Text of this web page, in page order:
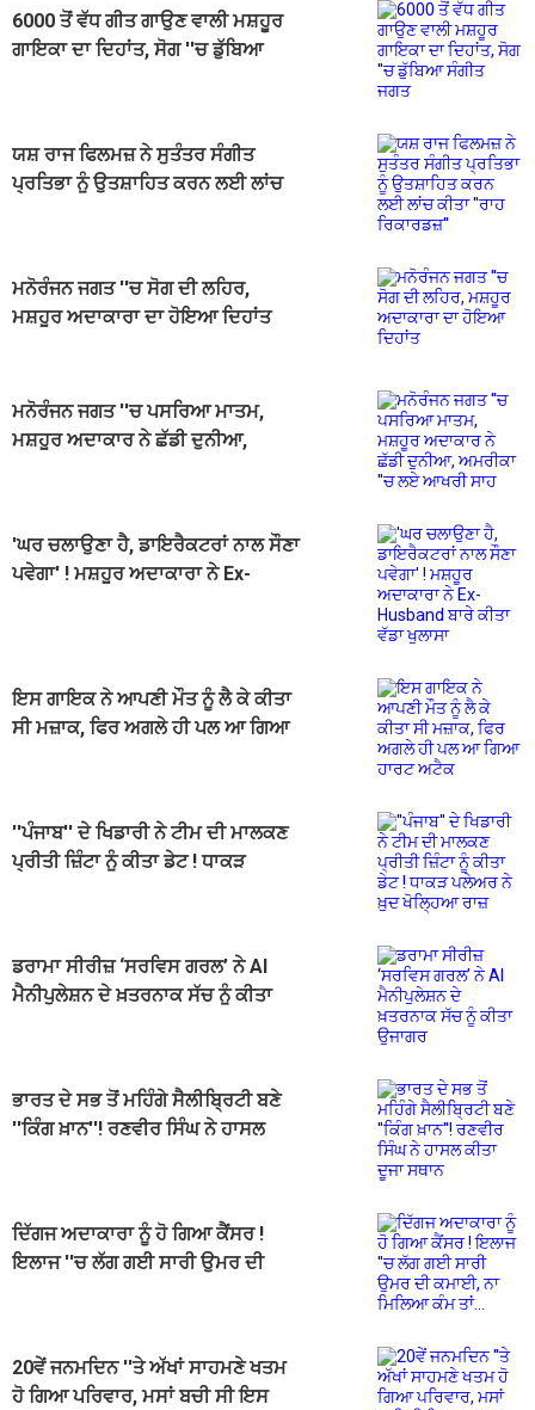
6000 ਤੋਂ ਵੱਧ ਗੀਤ ਗਾਉਣ ਵਾਲੀ ਮਸ਼ਹੂਰ
ਗਾਇਕਾ ਦਾ ਦਿਹਾਂਤ, ਸੋਗ ''ਚ ਡੁੱਬਿਆ
ਯਸ਼ ਰਾਜ ਫਿਲਮਜ਼ ਨੇ ਸੁਤੰਤਰ ਸੰਗੀਤ
ਪ੍ਰਤਿਭਾ ਨੂੰ ਉਤਸ਼ਾਹਿਤ ਕਰਨ ਲਈ ਲਾਂਚ
ਮਨੋਰੰਜਨ ਜਗਤ ''ਚ ਸੋਗ ਦੀ ਲਹਿਰ,
ਮਸ਼ਹੂਰ ਅਦਾਕਾਰਾ ਦਾ ਹੋਇਆ ਦਿਹਾਂਤ
ਮਨੋਰੰਜਨ ਜਗਤ ''ਚ ਪਸਰਿਆ ਮਾਤਮ,
ਮਸ਼ਹੂਰ ਅਦਾਕਾਰ ਨੇ ਛੱਡੀ ਦੁਨੀਆ,
'ਘਰ ਚਲਾਉਣਾ ਹੈ, ਡਾਇਰੈਕਟਰਾਂ ਨਾਲ ਸੌਣਾ
ਪਵੇਗਾ' ! ਮਸ਼ਹੂਰ ਅਦਾਕਾਰਾ ਨੇ Ex-
ਇਸ ਗਾਇਕ ਨੇ ਆਪਣੀ ਮੌਤ ਨੂੰ ਲੈ ਕੇ ਕੀਤਾ
ਸੀ ਮਜ਼ਾਕ, ਫਿਰ ਅਗਲੇ ਹੀ ਪਲ ਆ ਗਿਆ
''ਪੰਜਾਬ'' ਦੇ ਖਿਡਾਰੀ ਨੇ ਟੀਮ ਦੀ ਮਾਲਕਣ
ਪ੍ਰੀਤੀ ਜ਼ਿੰਟਾ ਨੂੰ ਕੀਤਾ ਡੇਟ ! ਧਾਕੜ
ਡਰਾਮਾ ਸੀਰੀਜ਼ ‘ਸਰਵਿਸ ਗਰਲ’ ਨੇ AI
ਮੈਨੀਪੁਲੇਸ਼ਨ ਦੇ ਖ਼ਤਰਨਾਕ ਸੱਚ ਨੂੰ ਕੀਤਾ
ਭਾਰਤ ਦੇ ਸਭ ਤੋਂ ਮਹਿੰਗੇ ਸੈਲੀਬ੍ਰਿਟੀ ਬਣੇ
''ਕਿੰਗ ਖ਼ਾਨ''! ਰਣਵੀਰ ਸਿੰਘ ਨੇ ਹਾਸਲ
ਦਿੱਗਜ ਅਦਾਕਾਰਾ ਨੂੰ ਹੋ ਗਿਆ ਕੈਂਸਰ !
ਇਲਾਜ ''ਚ ਲੱਗ ਗਈ ਸਾਰੀ ਉਮਰ ਦੀ
20ਵੇਂ ਜਨਮਦਿਨ ''ਤੇ ਅੱਖਾਂ ਸਾਹਮਣੇ ਖਤਮ
ਹੋ ਗਿਆ ਪਰਿਵਾਰ, ਮਸਾਂ ਬਚੀ ਸੀ ਇਸ